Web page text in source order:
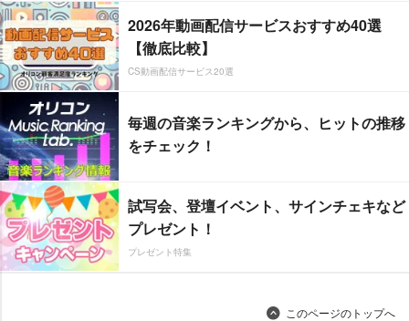
2026年動画配信サービスおすすめ40選
【徹底比較】
CS動画配信サービス20選
毎週の音楽ランキングから、ヒットの推移
をチェック！
試写会、登壇イベント、サインチェキなど
プレゼント！
プレゼント特集
このページのトップへ